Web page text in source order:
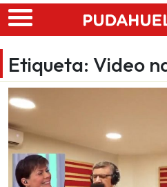
Skip to main content
Etiqueta: Video